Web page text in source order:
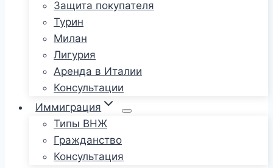
Защита покупателя
Турин
Милан
Лигурия
Аренда в Италии
Консультации
Иммиграция
Типы ВНЖ
Гражданство
Консультация